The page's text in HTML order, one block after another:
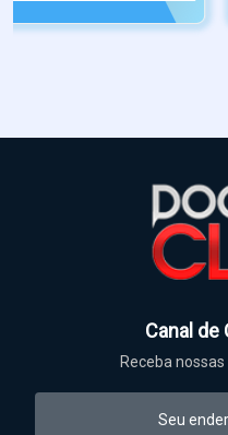
Canal de
Receba